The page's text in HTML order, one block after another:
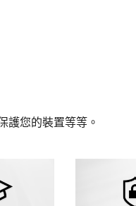
護您的裝置等等。